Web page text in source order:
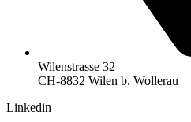
Wilenstrasse 32
CH-8832 Wilen b. Wollerau
Linkedin